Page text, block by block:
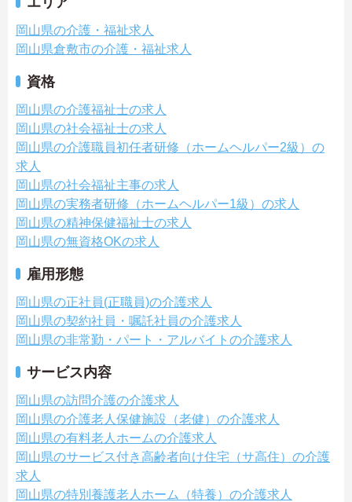
岡山県の介護・福祉求人
岡山県倉敷市の介護・福祉求人
資格
岡山県の介護福祉士の求人
岡山県の社会福祉士の求人
岡山県の介護職員初任者研修（ホームヘルパー2級）の
求人
岡山県の社会福祉主事の求人
岡山県の実務者研修（ホームヘルパー1級）の求人
岡山県の精神保健福祉士の求人
岡山県の無資格OKの求人
雇用形態
岡山県の正社員(正職員)の介護求人
岡山県の契約社員・嘱託社員の介護求人
岡山県の非常勤・パート・アルバイトの介護求人
サービス内容
岡山県の訪問介護の介護求人
岡山県の介護老人保健施設（老健）の介護求人
岡山県の有料老人ホームの介護求人
岡山県のサービス付き高齢者向け住宅（サ高住）の介護
求人
岡山県の特別養護老人ホーム（特養）の介護求人